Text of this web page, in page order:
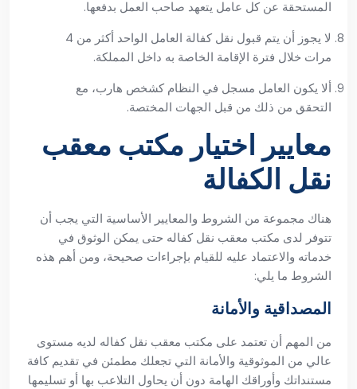
المستحقة عن كل عامل يتعهد صاحب العمل بدفعها.
لا يجوز أن يتم قبول نقل كفالة العامل الواحد أكثر من 4
مرات خلال فترة الإقامة الخاصة به داخل المملكة.
ألا يكون العامل مسجل في النظام كشخص هارب، مع
التحقق من ذلك من قبل الجهات المختصة.
معايير اختيار مكتب معقب
نقل الكفالة
هناك مجموعة من الشروط والمعايير الأساسية التي يجب أن
تتوفر لدى مكتب معقب نقل كفاله حتى يمكن الوثوق في
خدماته والاعتماد عليه للقيام بإجراءات صحيحة، ومن أهم هذه
الشروط ما يلي:
المصداقية والأمانة
من المهم أن تعتمد على مكتب معقب نقل كفاله لديه مستوى
عالي من الموثوقية والأمانة التي تجعلك مطمئن في تقديم كافة
مستنداتك وأوراقك الهامة دون أن يحاول التلاعب بها أو تسليمها